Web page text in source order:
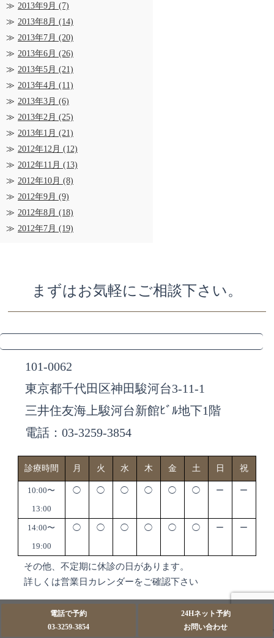
2013年9月 (7)
2013年8月 (14)
2013年7月 (20)
2013年6月 (26)
2013年5月 (21)
2013年4月 (11)
2013年3月 (6)
2013年2月 (25)
2013年1月 (21)
2012年12月 (12)
2012年11月 (13)
2012年10月 (8)
2012年9月 (9)
2012年8月 (18)
2012年7月 (19)
まずはお気軽にご相談下さい。
101-0062
東京都千代田区神田駿河台3-11-1
三井住友海上駿河台新館ﾋﾞﾙ地下1階
電話：03-3259-3854
診療時間 月 火 水 木 金 土 日 祝
10:00〜
13:00
◯ ◯ ◯ ◯ ◯ ◯ ー ー
14:00〜
19:00
◯ ◯ ◯ ◯ ◯ ◯ ー ー
その他、不定期に休診の日があります。
詳しくは営業日カレンダーをご確認下さい
電話で予約
03-3259-3854
24Hネット予約
お問い合わせ